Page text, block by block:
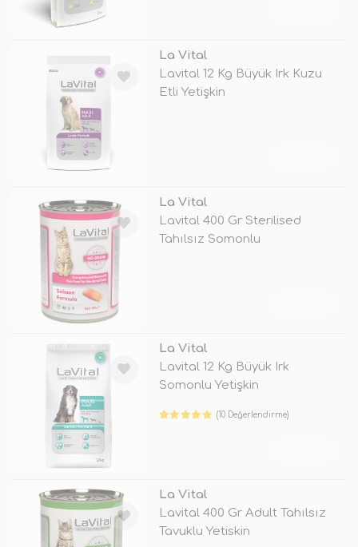
La Vital
Lavital 12 Kg Büyük Irk Kuzu
Etli Yetişkin
La Vital
Lavital 400 Gr Sterilised
Tahılsız Somonlu
La Vital
Lavital 12 Kg Büyük Irk
Somonlu Yetişkin
(10 Değerlendirme)
La Vital
Lavital 400 Gr Adult Tahılsız
Tavuklu Yetiskin